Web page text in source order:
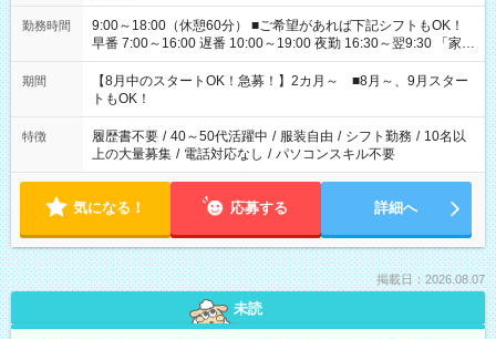
勤務時間
9:00～18:00（休憩60分） ■ご希望があれば下記シフトもOK！
早番 7:00～16:00 遅番 10:00～19:00 夜勤 16:30～翌9:30 「家族
と休みを合わせたい」 「余裕を持って夕飯の準備がしたい」
「できれば残業はしたくない」 など、ご希望を教えてください
ね。 ※Wワーク希望の方へ 今ご覧のお仕事で希望する勤務時間
と、もう1つのお仕事の勤務時間。 合計で週40時間を超える場
合は応募できません。
期間
【8月中のスタートOK！急募！】2カ月～ ■8月～、9月スター
トもOK！
特徴 履歴書不要 / 40～50代活躍中 / 服装自由 / シフト勤務 / 10名以
上の大量募集 / 電話対応なし / パソコンスキル不要
気になる！ 応募する 詳細へ
掲載日：2026.08.07
未読